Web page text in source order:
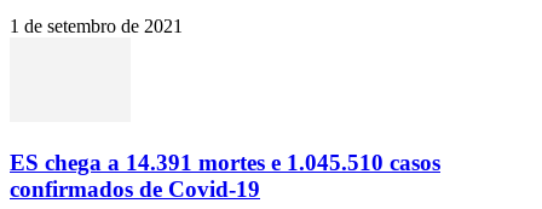
1 de setembro de 2021
ES chega a 14.391 mortes e 1.045.510 casos
confirmados de Covid-19